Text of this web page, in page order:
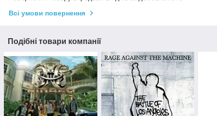
Всі умови повернення
Подібні товари компанії